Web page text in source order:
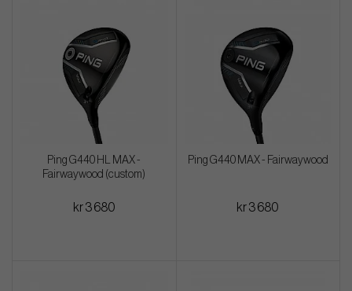
Ping G440 HL MAX -
Fairwaywood (custom)
kr 3 680
Ping G440 MAX - Fairwaywood
kr 3 680